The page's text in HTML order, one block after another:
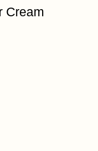
Cream